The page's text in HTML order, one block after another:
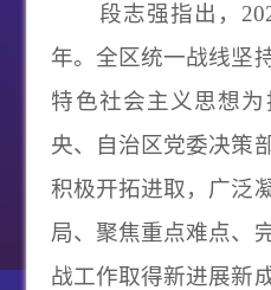
段志强指出，
年。全区统一战线坚
特色社会主义思想
央、自治区党委决策
积极开拓进取，广泛
局、聚焦重点难点、
战工作取得新进展新